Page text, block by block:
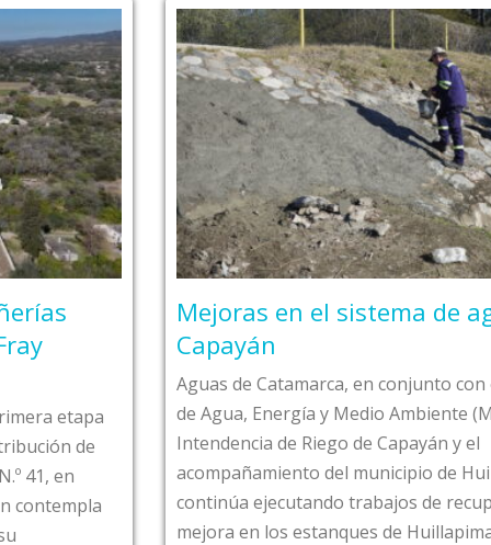
Mejoras en el sistema de agua de
Capayán
Aguas de Catamarca, en conjunto con el
de Agua, Energía y Medio Ambiente (MAEMA),
Intendencia de Riego de Capayán y el
acompañamiento del municipio de Huillapima,
continúa ejecutando trabajos de recuperación
mejora en los estanques de Huillapima y